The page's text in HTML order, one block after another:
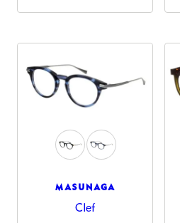
MASUNAGA
Clef